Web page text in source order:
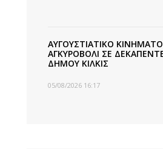
ΑΥΓΟΥΣΤΙΑΤΙΚΟ
ΑΓΚΥΡΟΒΟΛΙ ΣΕ
ΔΗΜΟΥ ΚΙΛΚΙΣ
05/08/2026 16:17